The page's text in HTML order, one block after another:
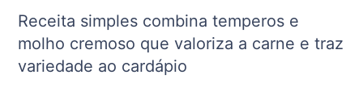
Receita simples combina temperos e
molho cremoso que valoriza a carne e traz
variedade ao cardápio